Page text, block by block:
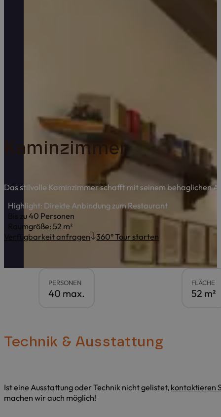
Kaminzimmer
Das stilvolle Kaminzimmer schafft mit seinem behaglichen
Highlight: Direkte Anbindung zum Restaurant
Bis zu 40 Personen
Raumgröße: 52 m²
Verfügbarkeit anfragen
360° Tour starten
PERSONEN
40 max.
FLÄCHE
52 m²
Technik & Ausstattung
Ist eine Ausstattung oder Technik nicht gelistet, kontaktieren
machen wir auch möglich!